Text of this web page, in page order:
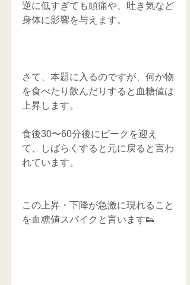
逆に低すぎても頭痛や、吐き気など
身体に影響を与えます。
さて、本題に入るのですが、何か物
を食べたり飲んだりすると血糖値は
上昇します。
食後30〜60分後にピークを迎え
て、しばらくすると元に戻ると言わ
れています。
この上昇・下降が急激に現れること
を血糖値スパイクと言います👟